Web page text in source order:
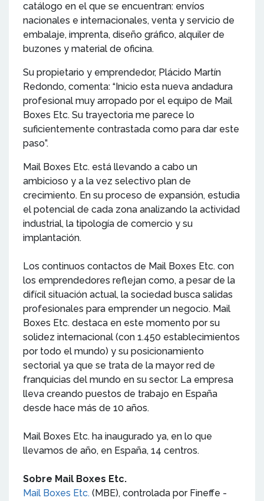
catálogo en el que se encuentran: envíos
nacionales e internacionales, venta y servicio de
embalaje, imprenta, diseño gráfico, alquiler de
buzones y material de oficina.
Su propietario y emprendedor, Plácido Martín
Redondo, comenta: “Inicio esta nueva andadura
profesional muy arropado por el equipo de Mail
Boxes Etc. Su trayectoria me parece lo
suficientemente contrastada como para dar este
paso”.
Mail Boxes Etc. está llevando a cabo un
ambicioso y a la vez selectivo plan de
crecimiento. En su proceso de expansión, estudia
el potencial de cada zona analizando la actividad
industrial, la tipología de comercio y su
implantación.
Los continuos contactos de Mail Boxes Etc. con
los emprendedores reflejan como, a pesar de la
difícil situación actual, la sociedad busca salidas
profesionales para emprender un negocio. Mail
Boxes Etc. destaca en este momento por su
solidez internacional (con 1.450 establecimientos
por todo el mundo) y su posicionamiento
sectorial ya que se trata de la mayor red de
franquicias del mundo en su sector. La empresa
lleva creando puestos de trabajo en España
desde hace más de 10 años.
Mail Boxes Etc. ha inaugurado ya, en lo que
llevamos de año, en España, 14 centros.
Sobre Mail Boxes Etc.
Mail Boxes Etc. (MBE), controlada por Fineffe -